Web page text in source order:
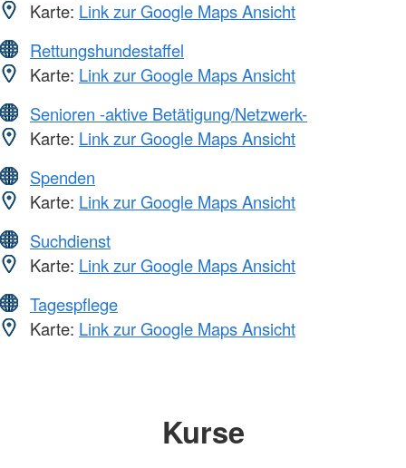
Karte: Link zur Google Maps Ansicht
Rettungshundestaffel
Karte: Link zur Google Maps Ansicht
Senioren -aktive Betätigung/Netzwerk-
Karte: Link zur Google Maps Ansicht
Spenden
Karte: Link zur Google Maps Ansicht
Suchdienst
Karte: Link zur Google Maps Ansicht
Tagespflege
Karte: Link zur Google Maps Ansicht
Kurse